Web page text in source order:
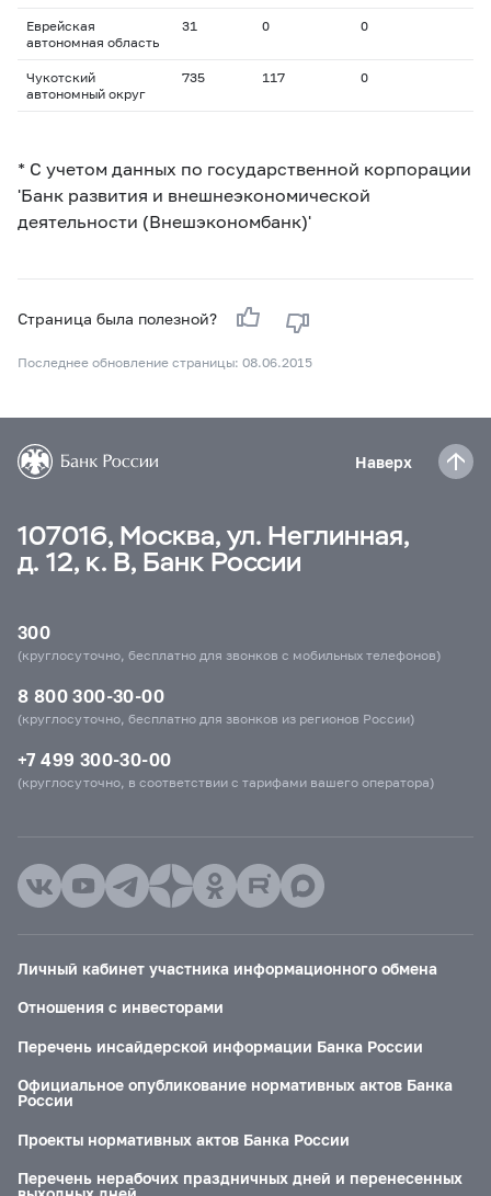
Еврейская
автономная область
31 0 0
Чукотский
автономный округ
735 117 0
* С учетом данных по государственной корпорации
'Банк развития и внешнеэкономической
деятельности (Внешэкономбанк)'
Страница была полезной?
Последнее обновление страницы: 08.06.2015
Наверх
107016, Москва, ул. Неглинная,
д. 12, к. В, Банк России
300
(круглосуточно, бесплатно для звонков с мобильных телефонов)
8 800 300-30-00
(круглосуточно, бесплатно для звонков из регионов России)
+7 499 300-30-00
(круглосуточно, в соответствии с тарифами вашего оператора)
Личный кабинет участника информационного обмена
Отношения с инвесторами
Перечень инсайдерской информации Банка России
Официальное опубликование нормативных актов Банка
России
Проекты нормативных актов Банка России
Перечень нерабочих праздничных дней и перенесенных